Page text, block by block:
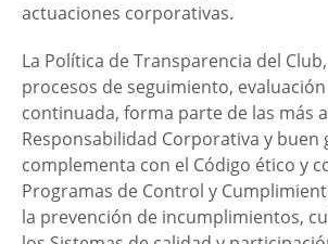
actuaciones corporativas.
La Política de Transparencia del
procesos de seguimiento,
continuada, forma parte de las más
Responsabilidad Corporativa y buen
complementa con el Código ético y
Programas de Control y
la prevención de incumplimientos,